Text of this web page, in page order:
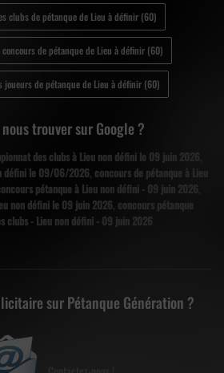
clubs de pétanque de Lieu à définir (60)
concours de pétanque de Lieu à définir (60)
joueurs de pétanque de Lieu à définir (60)
trouver sur Google ?
des clubs à Lieu non défini le 09 juin 2026
défini le 09/06/2026, concours de pétanque à Lieu
pétanque à Lieu non défini - 09 juin 2026
non défini le 09 juin 2026, concours pétanque
clubs - Lieu non défini - 09 juin 2026
sur Pétanque Génération ?